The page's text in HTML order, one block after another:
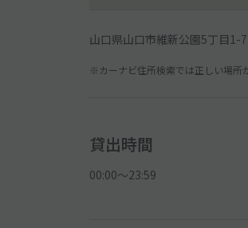
山口県山口市維新公園5丁目1-7
※カーナビ住所検索では正しい場所
貸出時間
00:00〜23:59